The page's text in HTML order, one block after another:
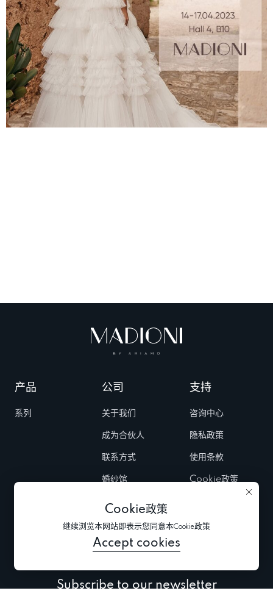
Cookie政策
继续浏览本网站即表示您同意本Cookie政策
Accept cookies
产品
系列
公司
关于我们
成为合伙人
联系方式
婚纱馆
Fairs & Trunk
shows
支持
咨询中心
隐私政策
使用条款
Cookie政策
Subscribe to our newsletter